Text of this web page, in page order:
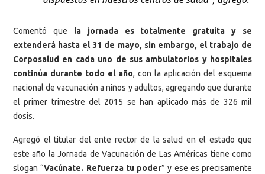
Comentó que la jornada es totalmente gratuita y se
extenderá hasta el 31 de mayo, sin embargo, el trabajo de
Corposalud en cada uno de sus ambulatorios y hospitales
continúa durante todo el año, con la aplicación del esquema
nacional de vacunación a niños y adultos, agregando que durante
el primer trimestre del 2015 se han aplicado más de 326 mil
dosis.
Agregó el titular del ente rector de la salud en el estado que
este año la Jornada de Vacunación de Las Américas tiene como
slogan “Vacúnate. Refuerza tu poder” y ese es precisamente